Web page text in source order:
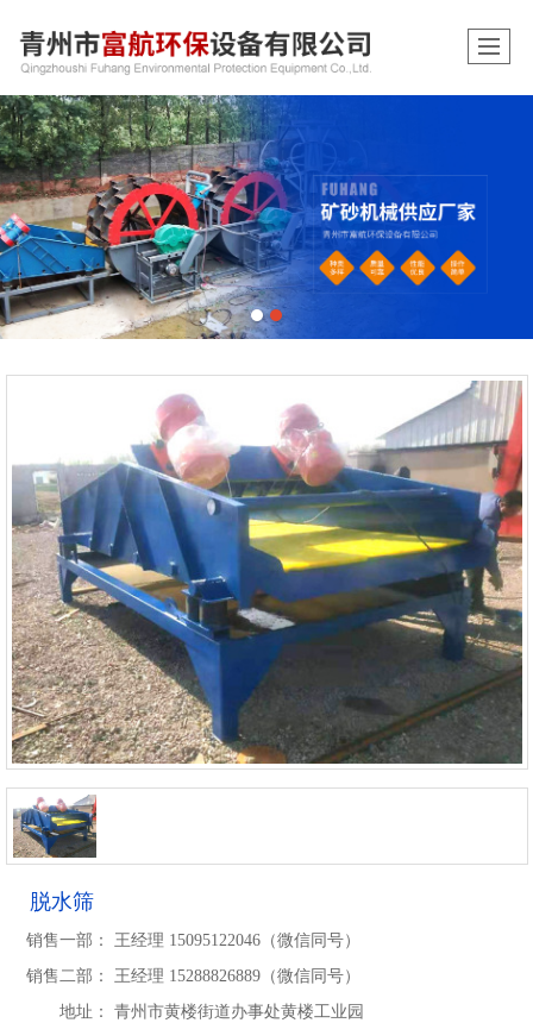
脱水筛
销售一部：
王经理 15095122046（微信同号）
销售二部：
王经理 15288826889（微信同号）
地址：
青州市黄楼街道办事处黄楼工业园